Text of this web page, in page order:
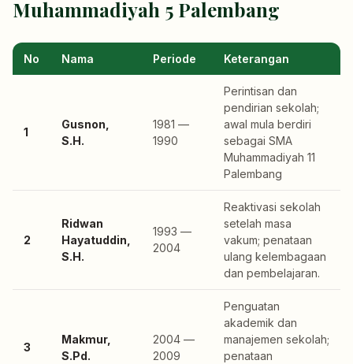
Muhammadiyah 5 Palembang
No Nama Periode Keterangan
1
Gusnon,
S.H.
1981 —
1990
Perintisan dan
pendirian sekolah;
awal mula berdiri
sebagai SMA
Muhammadiyah 11
Palembang
2
Ridwan
Hayatuddin,
S.H.
1993 —
2004
Reaktivasi sekolah
setelah masa
vakum; penataan
ulang kelembagaan
dan pembelajaran.
3
Makmur,
S.Pd.
2004 —
2009
Penguatan
akademik dan
manajemen sekolah;
penataan